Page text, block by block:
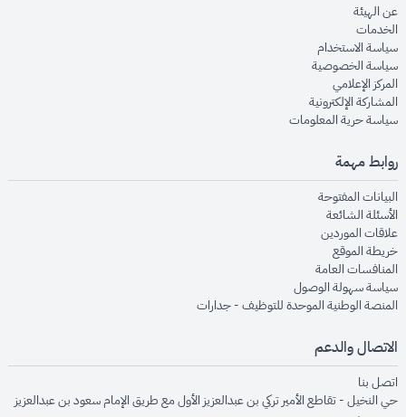
عن الهيئةopens in new window
الخدماتopens in new window
سياسة الاستخدامopens in new window
سياسة الخصوصيةopens in new window
المركز الإعلاميopens in new window
المشاركة الإلكترونيةopens in new window
سياسة حرية المعلوماتopens in new window
روابط مهمة
البيانات المفتوحةopens in new window
الأسئلة الشائعةopens in new window
علاقات الموردينopens in new window
خريطة الموقعopens in new window
المنافسات العامةopens in new window
سياسة سهولة الوصولopens in new window
المنصة الوطنية الموحدة للتوظيف - جداراتopens in new window
الاتصال والدعم
اتصل بنا
حي النخيل - تقاطع الأمير تركي بن عبدالعزيز الأول مع طريق الإمام سعود بن عبدالعزيز